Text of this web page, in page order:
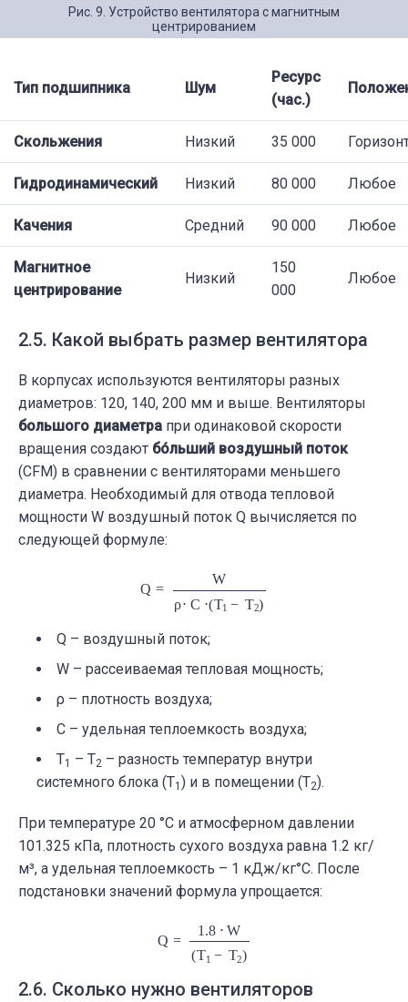
Рис. 9. Устройство вентилятора с магнитным
центрированием
Тип подшипника Шум
Ресурс
(час.)
Скольжения Низкий 35 000
Гидродинамический Низкий 80 000 Любое
Качения Средний 90 000 Любое
Магнитное
центрирование
Низкий
150
000
Любое
2.5. Какой выбрать размер вентилятора
В корпусах используются вентиляторы разных
диаметров: 120, 140, 200 мм и выше. Вентиляторы
большого диаметра при одинаковой скорости
вращения создают бо́льший воздушный поток
(CFM) в сравнении с вентиляторами меньшего
диаметра. Необходимый для отвода тепловой
мощности W воздушный поток Q вычисляется по
следующей формуле:
С
T 1
Q – воздушный поток;
W – рассеиваемая тепловая мощность;
ρ – плотность воздуха;
С – удельная теплоемкость воздуха;
T1 – T2 – разность температур внутри
системного блока (T1 ) и в помещении (T2).
При температуре 20 °C и атмосферном давлении
101.325 кПа, плотность сухого воздуха равна 1.2 кг/
м³, а удельная теплоемкость – 1 кДж/кг°C. После
подстановки значений формула упрощается:
2.6. Сколько нужно вентиляторов